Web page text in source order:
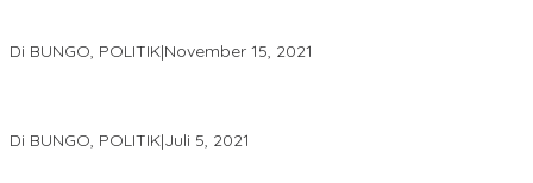
Di BUNGO, POLITIK|November 15, 2021
Di BUNGO, POLITIK|Juli 5, 2021